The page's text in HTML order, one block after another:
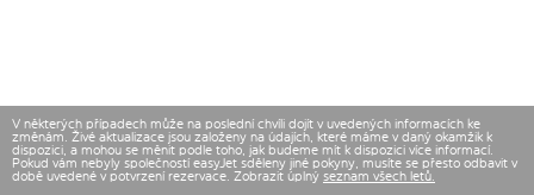
V některých případech může na poslední chvíli dojít v uvedených informacích ke
změnám. Živé aktualizace jsou založeny na údajích, které máme v daný okamžik k
dispozici, a mohou se měnit podle toho, jak budeme mít k dispozici více informací.
Pokud vám nebyly společností easyJet sděleny jiné pokyny, musíte se přesto odbavit v
době uvedené v potvrzení rezervace. Zobrazit úplný seznam všech letů.